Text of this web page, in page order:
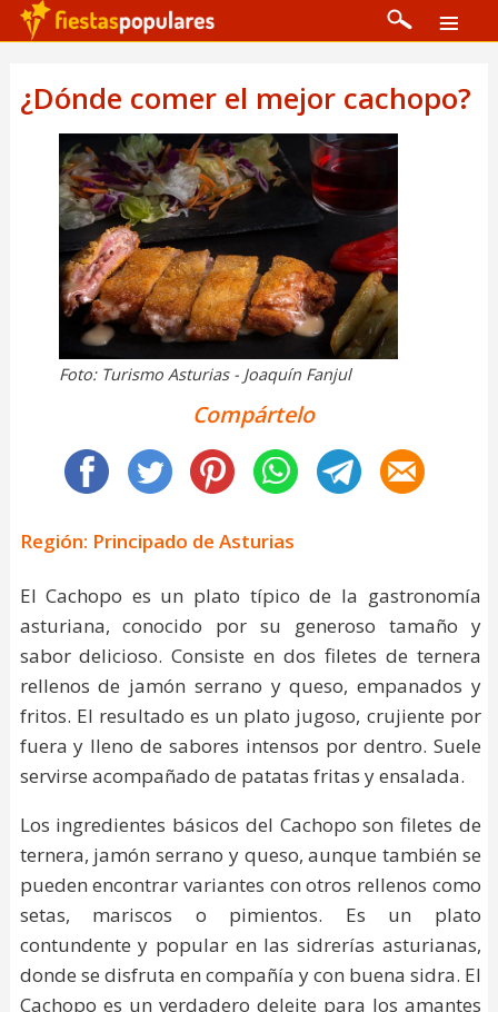
¿Dónde comer el mejor cachopo?
Foto: Turismo Asturias - Joaquín Fanjul
Compártelo
Región: Principado de Asturias
El Cachopo es un plato típico de la gastronomía
asturiana, conocido por su generoso tamaño y
sabor delicioso. Consiste en dos filetes de ternera
rellenos de jamón serrano y queso, empanados y
fritos. El resultado es un plato jugoso, crujiente por
fuera y lleno de sabores intensos por dentro. Suele
servirse acompañado de patatas fritas y ensalada.
Los ingredientes básicos del Cachopo son filetes de
ternera, jamón serrano y queso, aunque también se
pueden encontrar variantes con otros rellenos como
setas, mariscos o pimientos. Es un plato
contundente y popular en las sidrerías asturianas,
donde se disfruta en compañía y con buena sidra. El
Cachopo es un verdadero deleite para los amantes